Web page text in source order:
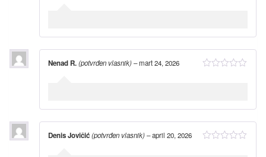
Nenad R.(potvrđen vlasnik)–mart 24, 2026
Denis Jovičić(potvrđen vlasnik)–april 20, 2026